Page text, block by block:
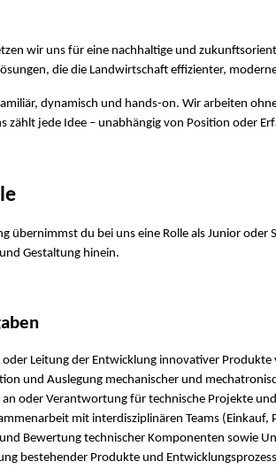
wir uns für eine nachhaltige und
die die Landwirtschaft effizienter,
dynamisch und hands-on. Wir arbeiten
zählt jede Idee – unabhängig von Position oder
übernimmst du bei uns eine Rolle als Junior
Gestaltung hinein.
Leitung der Entwicklung innovativer Produkte
und Auslegung mechanischer und
oder Verantwortung für technische Projekte
mit interdisziplinären Teams (Einkauf,
Bewertung technischer Komponenten sowie
bestehender Produkte und